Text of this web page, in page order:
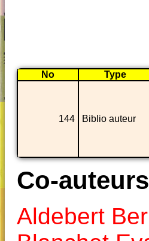
No Type
144 Biblio auteur
Co-auteurs
Aldebert